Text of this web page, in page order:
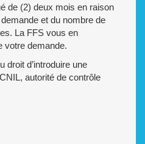
de (2) deux mois en raison
et du nombre de
La FFS vous en
votre demande.
droit d’introduire une
autorité de contrôle